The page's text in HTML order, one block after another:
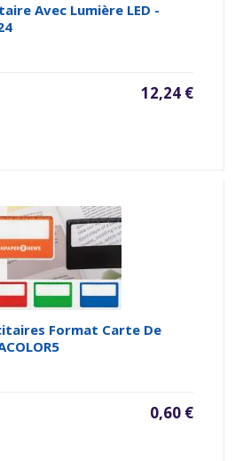
Avec Lumière LED -
12,24 €
Format Carte De
0,60 €